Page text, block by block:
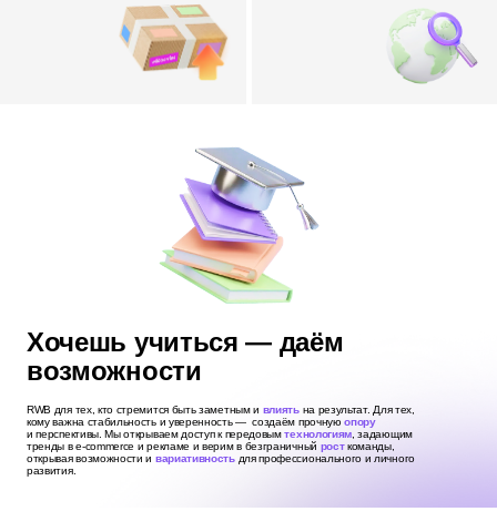
Хочешь учиться — даём
возможности
RWB для тех, кто стремится быть заметным и влиятьна результат. Для тех,
кому важна стабильность и уверенность — создаём прочнуюопору
и перспективы. Мы открываем доступ к передовымтехнологиям , задающим
тренды в e-commerce и рекламе и верим в безграничный росткоманды,
открывая возможности и вариативностьдля профессионального и личного
развития.